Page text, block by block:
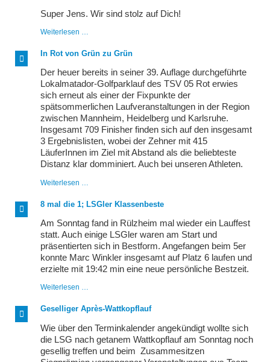
Super Jens. Wir sind stolz auf Dich!
Weiterlesen …
im
Ziel!
Unfassbare
Leistung!
In Rot von Grün zu Grün
Der heuer bereits in seiner 39. Auflage durchgeführte
Lokalmatador-Golfparklauf des TSV 05 Rot erwies
sich erneut als einer der Fixpunkte der
spätsommerlichen Laufveranstaltungen in der Region
zwischen Mannheim, Heidelberg und Karlsruhe.
Insgesamt 709 Finisher finden sich auf den insgesamt
3 Ergebnislisten, wobei der Zehner mit 415
LäuferInnen im Ziel mit Abstand als die beliebteste
Distanz klar domminiert. Auch bei unseren Athleten.
Weiterlesen …
von
Grün
Grün
8 mal die 1; LSGler Klassenbeste
Am Sonntag fand in Rülzheim mal wieder ein Lauffest
statt. Auch einige LSGler waren am Start und
präsentierten sich in Bestform. Angefangen beim 5er
konnte Marc Winkler insgesamt auf Platz 6 laufen und
erzielte mit 19:42 min eine neue persönliche Bestzeit.
Weiterlesen …
die
1;
Klassenbeste
Geselliger Après-Wattkopflauf
Wie über den Terminkalender angekündigt wollte sich
die LSG nach getanem Wattkopflauf am Sonntag noch
gesellig treffen und beim Zusammesitzen